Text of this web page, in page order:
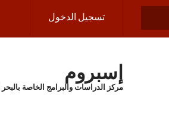
تسجيل الدخول
إسبروم
مركز الدراسات والبرامج الخاصة